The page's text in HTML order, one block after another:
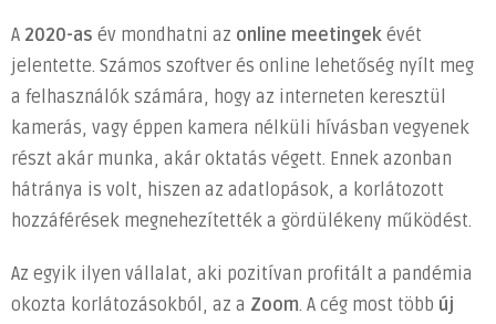
az
online
meeting
a
Zoom-
on
bejegyzéshez
A 2020-as év mondhatni az online meetingek évét
jelentette. Számos szoftver és online lehetőség nyílt meg
a felhasználók számára, hogy az interneten keresztül
kamerás, vagy éppen kamera nélküli hívásban vegyenek
részt akár munka, akár oktatás végett. Ennek azonban
hátránya is volt, hiszen az adatlopások, a korlátozott
hozzáférések megnehezítették a gördülékeny működést.
Az egyik ilyen vállalat, aki pozitívan profitált a pandémia
okozta korlátozásokból, az a Zoom. A cég most több új